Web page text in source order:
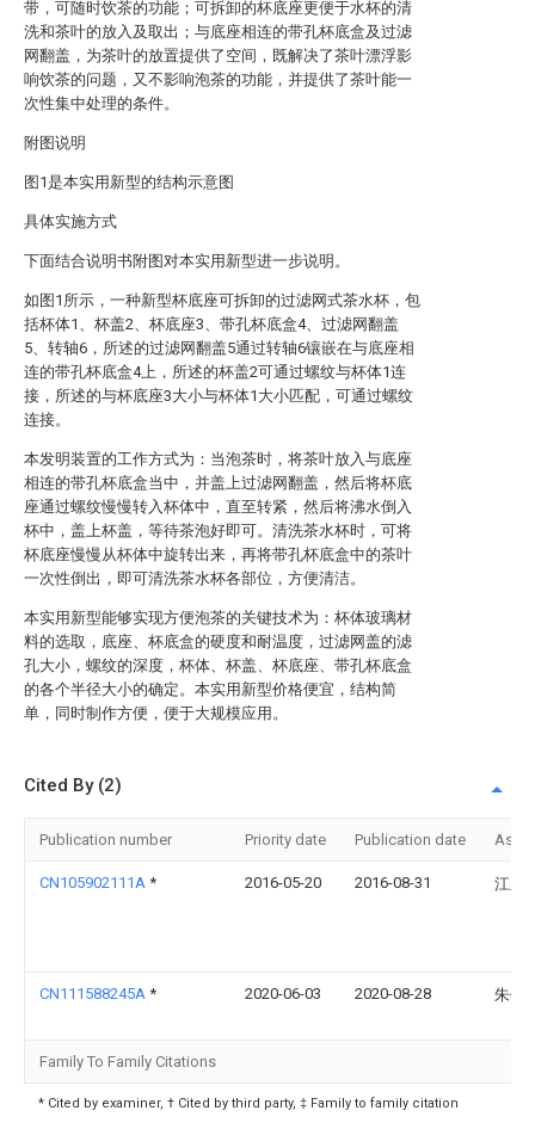
带，可随时饮茶的功能；可拆卸的杯底座更便于水杯的清
洗和茶叶的放入及取出；与底座相连的带孔杯底盒及过滤
网翻盖，为茶叶的放置提供了空间，既解决了茶叶漂浮影
响饮茶的问题，又不影响泡茶的功能，并提供了茶叶能一
次性集中处理的条件。
附图说明
图1是本实用新型的结构示意图
具体实施方式
下面结合说明书附图对本实用新型进一步说明。
如图1所示，一种新型杯底座可拆卸的过滤网式茶水杯，包
括杯体1、杯盖2、杯底座3、带孔杯底盒4、过滤网翻盖
5、转轴6，所述的过滤网翻盖5通过转轴6镶嵌在与底座相
连的带孔杯底盒4上，所述的杯盖2可通过螺纹与杯体1连
接，所述的与杯底座3大小与杯体1大小匹配，可通过螺纹
连接。
本发明装置的工作方式为：当泡茶时，将茶叶放入与底座
相连的带孔杯底盒当中，并盖上过滤网翻盖，然后将杯底
座通过螺纹慢慢转入杯体中，直至转紧，然后将沸水倒入
杯中，盖上杯盖，等待茶泡好即可。清洗茶水杯时，可将
杯底座慢慢从杯体中旋转出来，再将带孔杯底盒中的茶叶
一次性倒出，即可清洗茶水杯各部位，方便清洁。
本实用新型能够实现方便泡茶的关键技术为：杯体玻璃材
料的选取，底座、杯底盒的硬度和耐温度，过滤网盖的滤
孔大小，螺纹的深度，杯体、杯盖、杯底座、带孔杯底盒
的各个半径大小的确定。本实用新型价格便宜，结构简
单，同时制作方便，便于大规模应用。
Cited By (2)
Publication number Priority date Publication date
CN105902111A * 2016-05-20 2016-08-31 江玉
CN111588245A * 2020-06-03 2020-08-28 朱佳
Family To Family Citations
* Cited by examiner, † Cited by third party, ‡ Family to family citation